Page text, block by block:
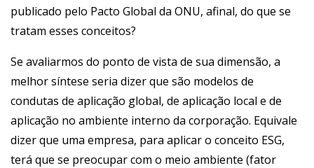
publicado pelo Pacto Global da ONU, afinal, do que se
tratam esses conceitos?
Se avaliarmos do ponto de vista de sua dimensão, a
melhor síntese seria dizer que são modelos de
condutas de aplicação global, de aplicação local e de
aplicação no ambiente interno da corporação. Equivale
dizer que uma empresa, para aplicar o conceito ESG,
terá que se preocupar com o meio ambiente (fator